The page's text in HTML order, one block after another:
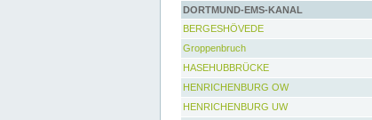
DORTMUND-EMS-KANAL
BERGESHÖVEDE
Groppenbruch
HASEHUBBRÜCKE
HENRICHENBURG OW
HENRICHENBURG UW